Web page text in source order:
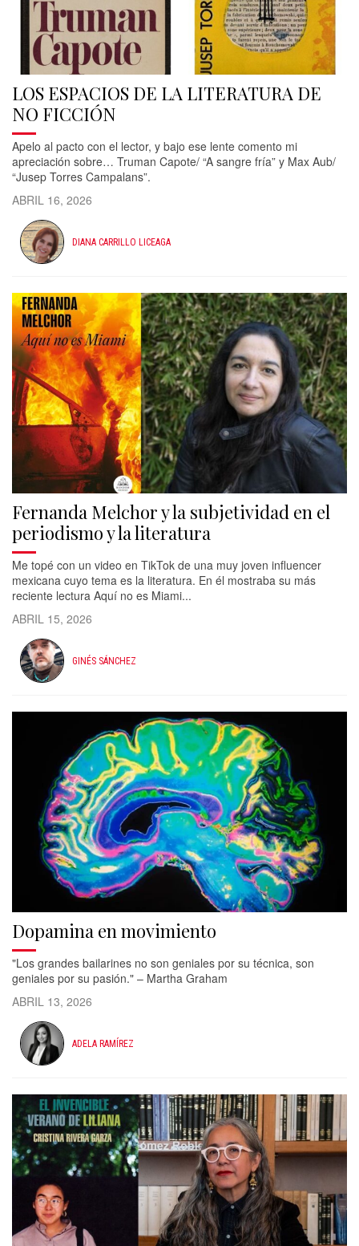
LOS ESPACIOS DE LA LITERATURA DE
NO FICCIÓN
Apelo al pacto con el lector, y bajo ese lente comento mi
apreciación sobre… Truman Capote/ “A sangre fría” y Max Aub/
“Jusep Torres Campalans”.
ABRIL 16, 2026
DIANA CARRILLO LICEAGA
Fernanda Melchor y la subjetividad en el
periodismo y la literatura
Me topé con un video en TikTok de una muy joven influencer
mexicana cuyo tema es la literatura. En él mostraba su más
reciente lectura Aquí no es Miami...
ABRIL 15, 2026
GINÉS SÁNCHEZ
Dopamina en movimiento
"Los grandes bailarines no son geniales por su técnica, son
geniales por su pasión." – Martha Graham
ABRIL 13, 2026
ADELA RAMÍREZ